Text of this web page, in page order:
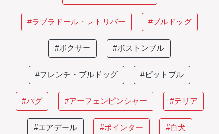
#ラブラドール・レトリバー #ブルドッグ
#ボクサー #ボストンブル
#フレンチ・ブルドッグ #ピットブル
#パグ #アーフェンピンシャー #テリア
#エアデール #ポインター #白犬